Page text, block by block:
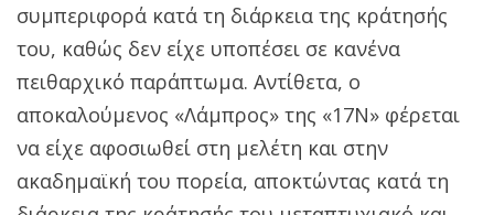
συμπεριφορά κατά τη διάρκεια της κράτησής
του, καθώς δεν είχε υποπέσει σε κανένα
πειθαρχικό παράπτωμα. Αντίθετα, ο
αποκαλούμενος «Λάμπρος» της «17Ν» φέρεται
να είχε αφοσιωθεί στη μελέτη και στην
ακαδημαϊκή του πορεία, αποκτώντας κατά τη